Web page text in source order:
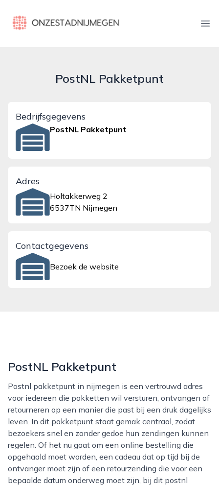
onzestadnijmegen.nl
PostNL Pakketpunt
Bedrijfsgegevens
PostNL Pakketpunt
Adres
Holtakkerweg 2
6537TN Nijmegen
Contactgegevens
Bezoek de website
PostNL Pakketpunt
Postnl pakketpunt in nijmegen is een vertrouwd adres
voor iedereen die pakketten wil versturen, ontvangen of
retourneren op een manier die past bij een druk dagelijks
leven. In dit pakketpunt staat gemak centraal, zodat
bezoekers snel en zonder gedoe hun zendingen kunnen
regelen. Of het nu gaat om een online bestelling die
opgehaald moet worden, een cadeau dat op tijd bij de
ontvanger moet zijn of een retourzending die voor een
bepaalde datum onderweg moet zijn, bij dit postnl